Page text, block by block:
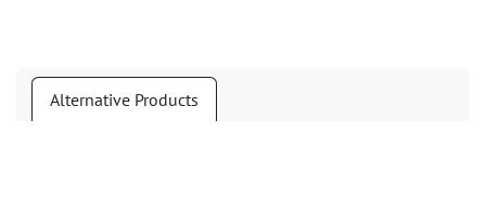
Alternative Products